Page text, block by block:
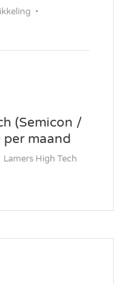
(Semicon /
maand
Lamers High Tech